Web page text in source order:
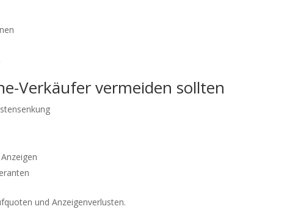
Verkäufer vermeiden sollten
und Anzeigenverlusten.